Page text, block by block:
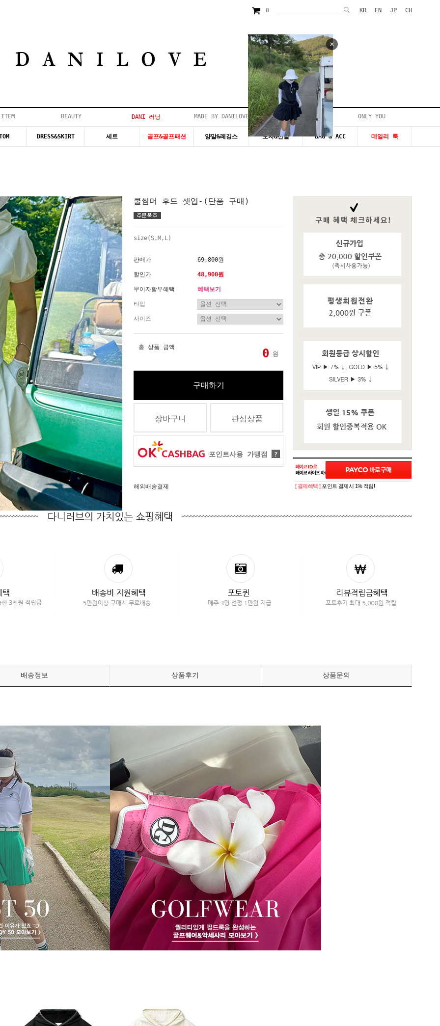
0 KR EN JP CH
BEAUTY DANI 러닝 MADE BY DANILOVE 시즌20~50%세일 ONLY YOU
DRESS&SKIRT 세트 골프&골프패션 양말&레깅스 모자&신발 BAG & ACC 데일리 룩
쿨썸머 후드 셋업-(단품 구매)
size(S,M,L)
판매가 69,800원
할인가 48,900원
무이자할부혜택 혜택보기
타입
사이즈
총 상품 금액 0 원
구매하기
장바구니 관심상품
포인트사용 가맹점 ?
해외배송결제 [ 결제혜택 ] 포인트 결제시 1% 적립!
배송정보 상품후기 상품문의